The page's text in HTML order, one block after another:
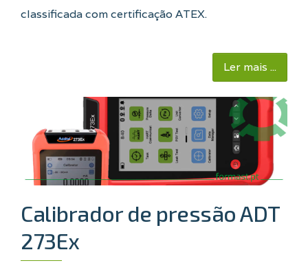
classificada com certificação ATEX.
Ler mais ...
Calibrador de pressão ADT
273Ex